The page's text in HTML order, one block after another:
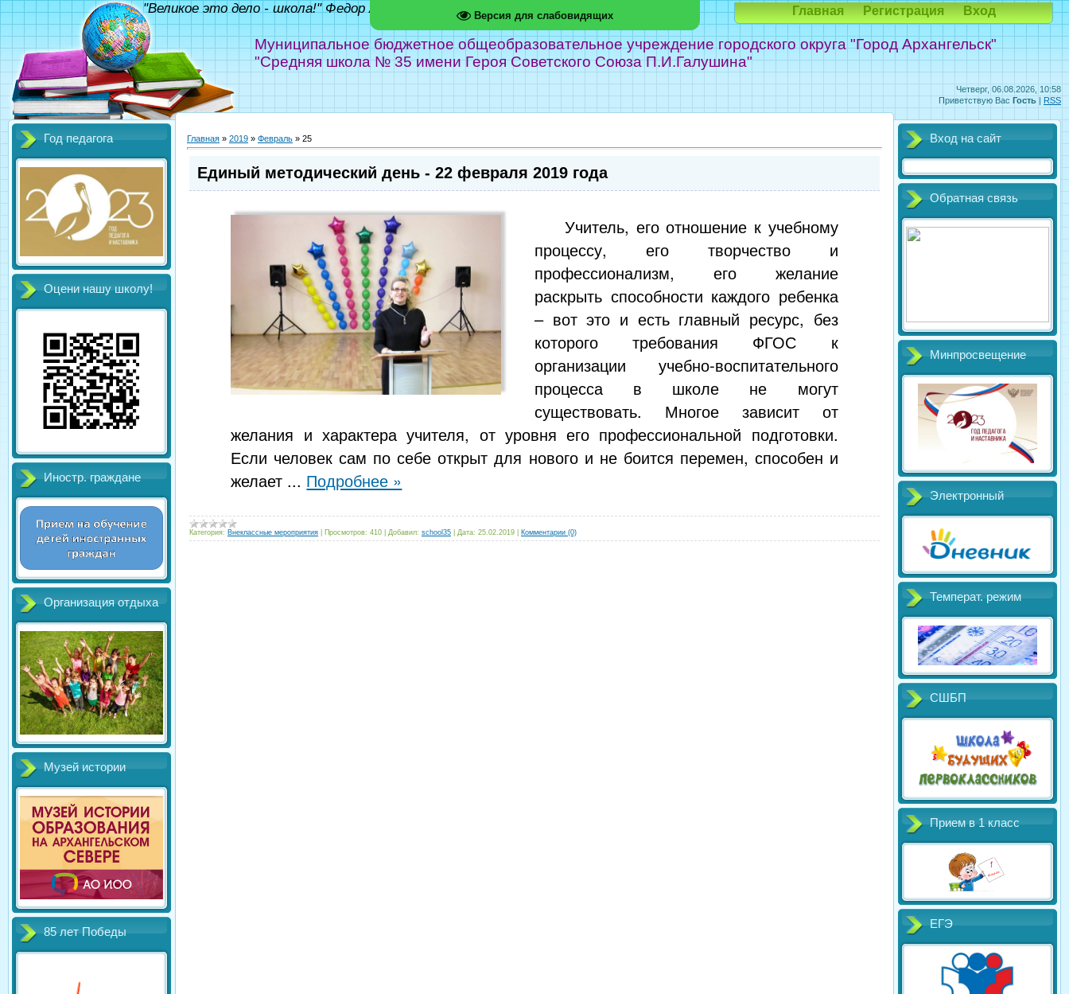
Версия для слабовидящих
Четверг, 06.08.2026, 10:58
Приветствую Вас Гость | RSS
Муниципальное бюджетное общеобразовательное учреждение городского округа "Город Архангельск"
"Средняя школа № 35 имени Героя Советского Союза П.И.Галушина"
"Великое это дело - школа!" Федор Абрамов Главная Регистрация Вход
Год педагога
Оцени нашу школу!
Иностр. граждане
Организация отдыха
Музей истории
85 лет Победы
Главная » 2019 » Февраль » 25
Единый методический день - 22 февраля 2019 года
Учитель, его отношение к учебному
процессу, его творчество и
профессионализм, его желание
раскрыть способности каждого ребенка
– вот это и есть главный ресурс, без
которого требования ФГОС к
организации учебно-воспитательного
процесса в школе не могут
существовать. Многое зависит от
желания и характера учителя, от уровня его профессиональной подготовки.
Если человек сам по себе открыт для нового и не боится перемен, способен и
желает ... Подробнее »
Категория: Внеклассные мероприятия Просмотров: 410 Добавил: school35 Дата: 25.02.2019 Комментарии (0)
Вход на сайт
Обратная связь
Минпросвещение
Электронный
Температ. режим
СШБП
Прием в 1 класс
ЕГЭ